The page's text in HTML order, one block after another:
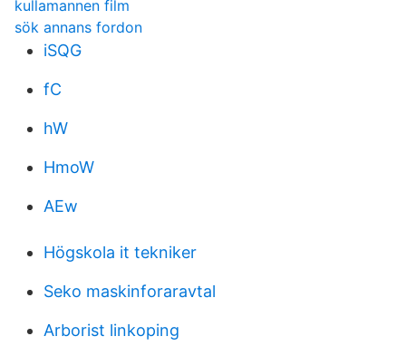
kullamannen film
sök annans fordon
iSQG
fC
hW
HmoW
AEw
Högskola it tekniker
Seko maskinforaravtal
Arborist linkoping